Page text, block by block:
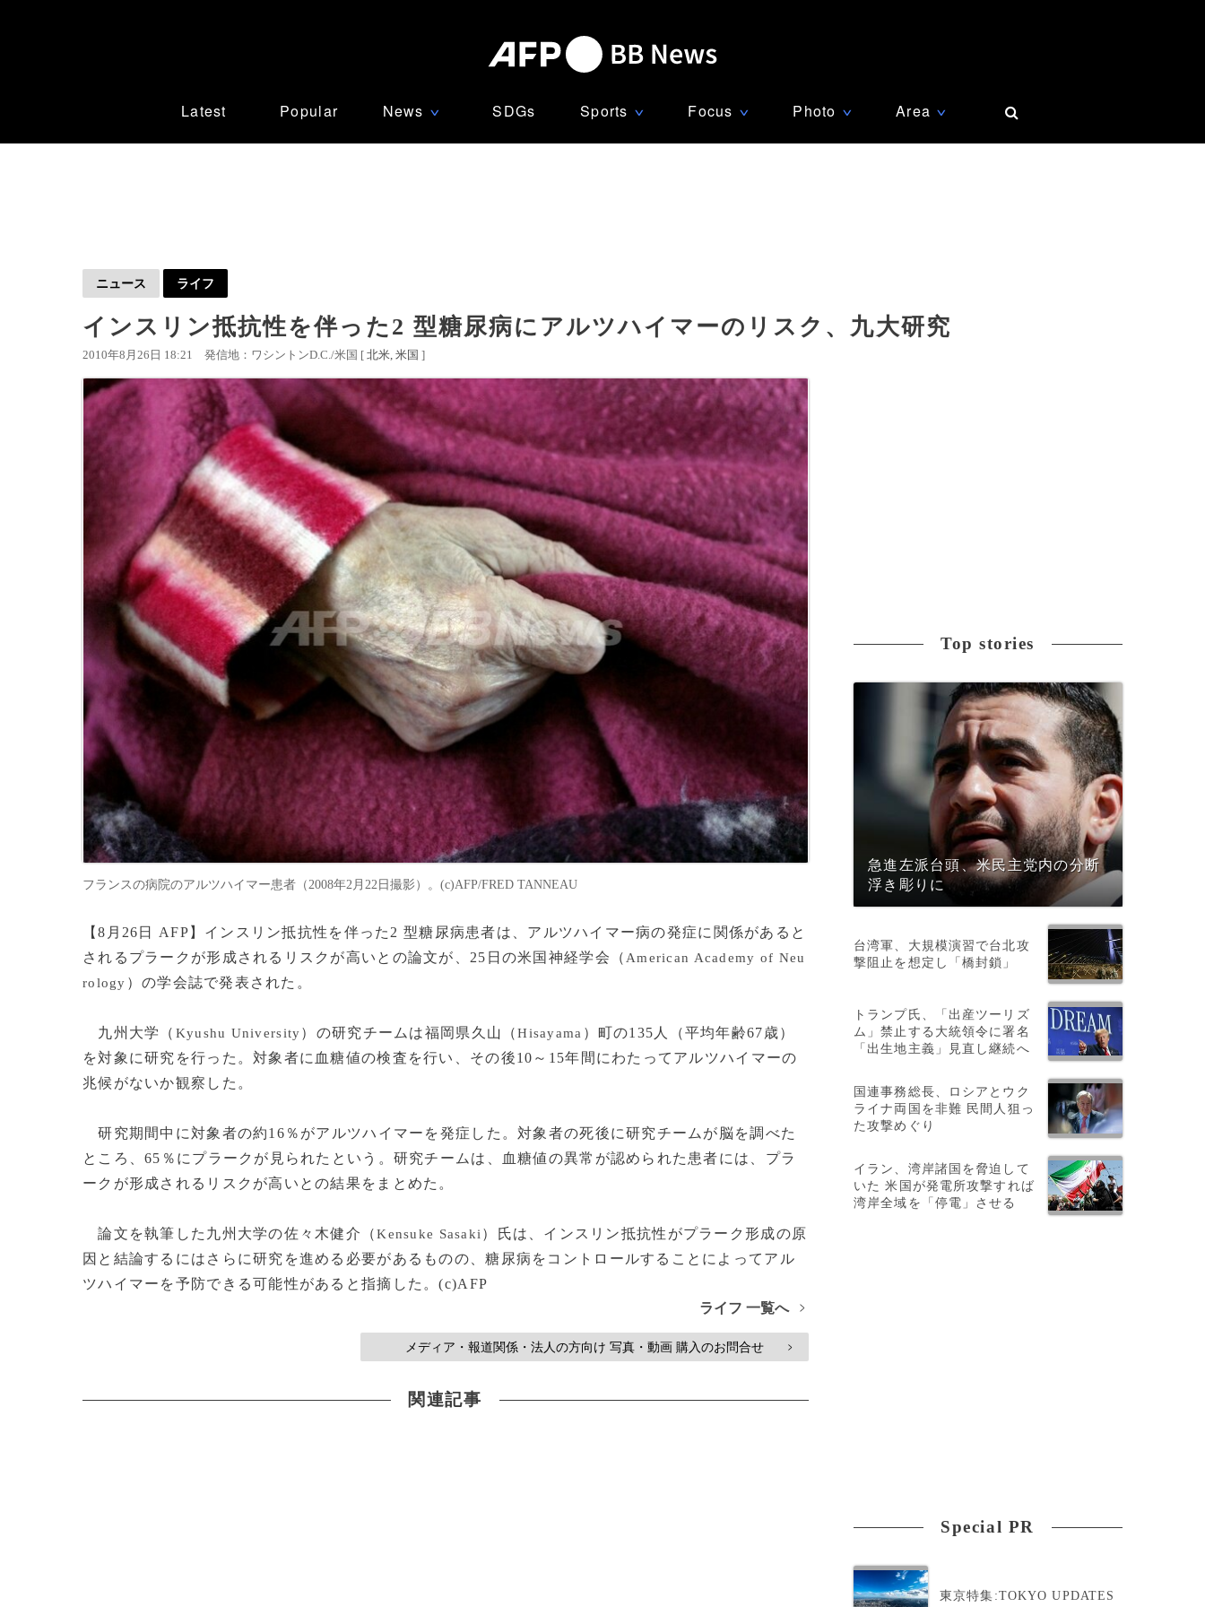
Latest Popular News ∨ SDGs Sports ∨ Focus ∨ Photo ∨ Area ∨
ニュース ライフ
インスリン抵抗性を伴った2 型糖尿病にアルツハイマーのリスク、九大研究
2010年8月26日 18:21 発信地：ワシントンD.C./米国 [ 北米 米国 ]
フランスの病院のアルツハイマー患者（2008年2月22日撮影）。(c)AFP/FRED TANNEAU
【8月26日 AFP】インスリン抵抗性を伴った2 型糖尿病患者は、アルツハイマー病の発症に関係があると
されるプラークが形成されるリスクが高いとの論文が、25日の米国神経学会（ American Academy of Neu
rology ）の学会誌で発表された。
九州大学（ Kyushu University）の研究チームは福岡県久山（Hisayama ）町の135人（平均年齢67歳）
を対象に研究を行った。対象者に血糖値の検査を行い、その後10～15年間にわたってアルツハイマーの
兆候がないか観察した。
研究期間中に対象者の約16％がアルツハイマーを発症した。対象者の死後に研究チームが脳を調べた
ところ、65％にプラークが見られたという。研究チームは、血糖値の異常が認められた患者には、プラ
ークが形成されるリスクが高いとの結果をまとめた。
論文を執筆した九州大学の佐々木健介（Kensuke Sasaki ）氏は、インスリン抵抗性がプラーク形成の原
因と結論するにはさらに研究を進める必要があるものの、糖尿病をコントロールすることによってアル
ツハイマーを予防できる可能性があると指摘した。(c)AFP
ライフ 一覧へ
>
メディア・報道関係・法人の方向け 写真・動画 購入のお問合せ >
関連記事
Top stories
急進左派台頭、米民主党内の分断
浮き彫りに
台湾軍、大規模演習で台北攻
撃阻止を想定し「橋封鎖」
トランプ氏、「出産ツーリズ
ム」禁止する大統領令に署名
「出生地主義」見直し継続へ
国連事務総長、ロシアとウク
ライナ両国を非難 民間人狙っ
た攻撃めぐり
イラン、湾岸諸国を脅迫して
いた 米国が発電所攻撃すれば
湾岸全域を「停電」させる
Special PR
東京特集:TOKYO UPDATES